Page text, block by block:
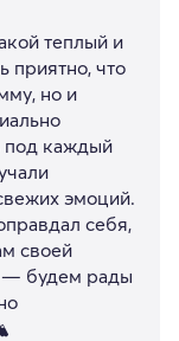
теплый и
приятно, что
но и
под каждый
эмоций.
себя,
своей
— будем рады